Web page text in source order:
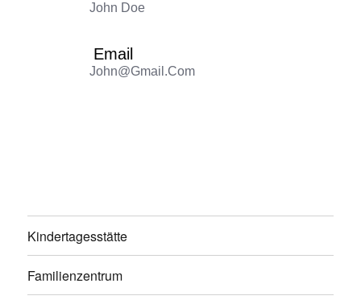
John Doe
Email
John@gmail.com
Kindertagesstätte
Familienzentrum